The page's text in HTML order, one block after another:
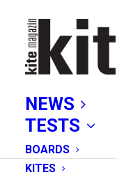
NEWS
TESTS
BOARDS
KITES